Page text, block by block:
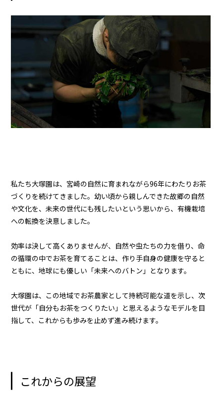
私たち大塚園は、宮崎の自然に育まれながら96年にわたりお茶
づくりを続けてきました。幼い頃から親しんできた故郷の自然
や文化を、未来の世代にも残したいという思いから、有機栽培
への転換を決意しました。
効率は決して高くありませんが、自然や虫たちの力を借り、命
の循環の中でお茶を育てることは、作り手自身の健康を守ると
ともに、地球にも優しい「未来へのバトン」となります。
大塚園は、この地域でお茶農家として持続可能な道を示し、次
世代が「自分もお茶をつくりたい」と思えるようなモデルを目
指して、これからも歩みを止めず進み続けます。
これからの展望